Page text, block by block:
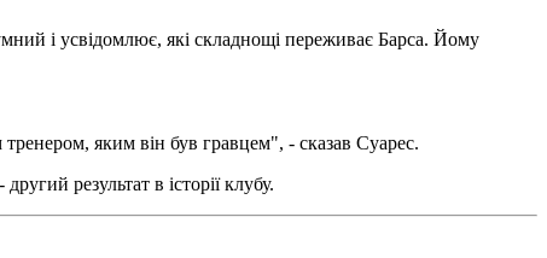
і усвідомлює, які складнощі переживає Барса. Йому
яким він був гравцем", - сказав Суарес.
результат в історії клубу.